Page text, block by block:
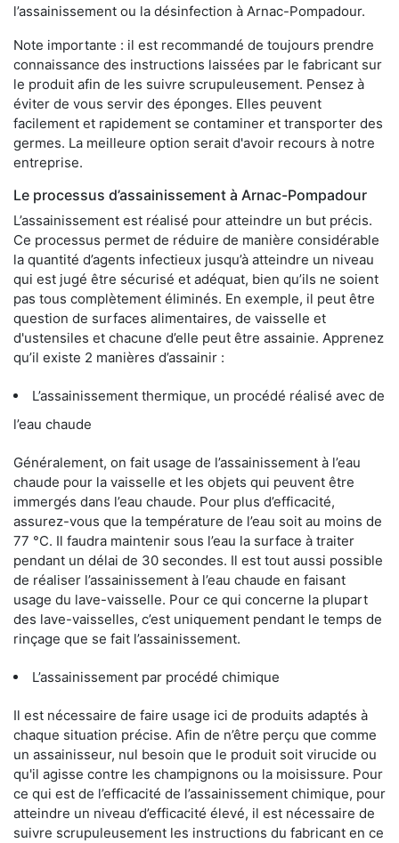
l’assainissement ou la désinfection à Arnac-Pompadour.
Note importante : il est recommandé de toujours prendre
connaissance des instructions laissées par le fabricant sur
le produit afin de les suivre scrupuleusement. Pensez à
éviter de vous servir des éponges. Elles peuvent
facilement et rapidement se contaminer et transporter des
germes. La meilleure option serait d'avoir recours à notre
entreprise.
Le processus d’assainissement à Arnac-Pompadour
L’assainissement est réalisé pour atteindre un but précis.
Ce processus permet de réduire de manière considérable
la quantité d’agents infectieux jusqu’à atteindre un niveau
qui est jugé être sécurisé et adéquat, bien qu’ils ne soient
pas tous complètement éliminés. En exemple, il peut être
question de surfaces alimentaires, de vaisselle et
d'ustensiles et chacune d’elle peut être assainie. Apprenez
qu’il existe 2 manières d’assainir :
L’assainissement thermique, un procédé réalisé avec de
l’eau chaude
Généralement, on fait usage de l’assainissement à l’eau
chaude pour la vaisselle et les objets qui peuvent être
immergés dans l’eau chaude. Pour plus d’efficacité,
assurez-vous que la température de l’eau soit au moins de
77 °C. Il faudra maintenir sous l’eau la surface à traiter
pendant un délai de 30 secondes. Il est tout aussi possible
de réaliser l’assainissement à l’eau chaude en faisant
usage du lave-vaisselle. Pour ce qui concerne la plupart
des lave-vaisselles, c’est uniquement pendant le temps de
rinçage que se fait l’assainissement.
L’assainissement par procédé chimique
Il est nécessaire de faire usage ici de produits adaptés à
chaque situation précise. Afin de n’être perçu que comme
un assainisseur, nul besoin que le produit soit virucide ou
qu'il agisse contre les champignons ou la moisissure. Pour
ce qui est de l’efficacité de l’assainissement chimique, pour
atteindre un niveau d’efficacité élevé, il est nécessaire de
suivre scrupuleusement les instructions du fabricant en ce